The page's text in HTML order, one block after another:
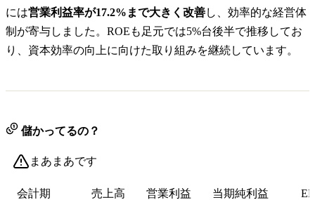
には営業利益率が17.2%まで大きく改善し、効率的な経営体
制が寄与しました。ROEも足元では5%台後半で推移してお
り、資本効率の向上に向けた取り組みを継続しています。
儲かってるの？
まあまあです
会計期 売上高 営業利益 当期純利益